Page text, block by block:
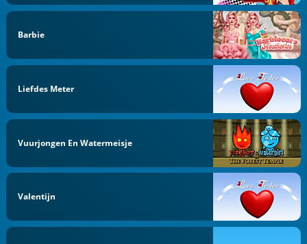
Barbie
Liefdes Meter
Vuurjongen En Watermeisje
Valentijn